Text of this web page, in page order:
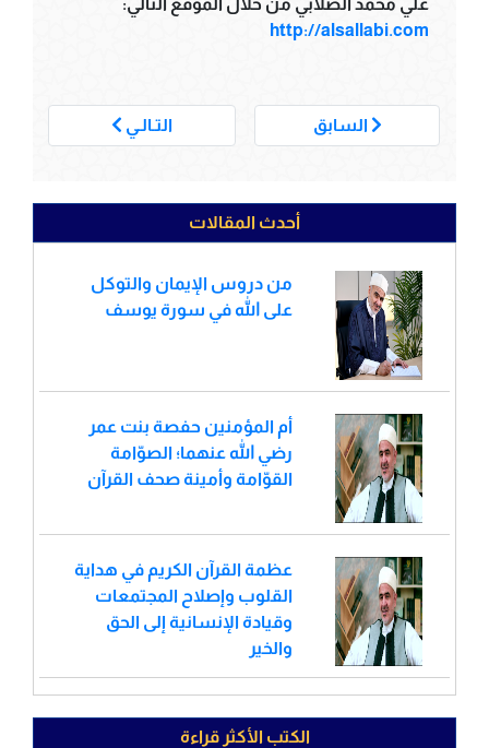
علي محمد الصلابي من خلال الموقع التالي:
http://alsallabi.com
السابق التـالـي
أحدث المقالات
من دروس الإيمان والتوكل
على الله في سورة يوسف
أم المؤمنين حفصة بنت عمر
رضي الله عنهما؛ الصوّامة
القوّامة وأمينة صحف القرآن
عظمة القرآن الكريم في هداية
القلوب وإصلاح المجتمعات
وقيادة الإنسانية إلى الحق
والخير
الكتب الأكثر قراءة